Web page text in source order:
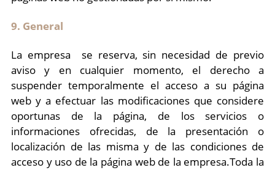
9. General
La empresa se reserva, sin necesidad de previo
aviso y en cualquier momento, el derecho a
suspender temporalmente el acceso a su página
web y a efectuar las modificaciones que considere
oportunas de la página, de los servicios o
informaciones ofrecidas, de la presentación o
localización de las misma y de las condiciones de
acceso y uso de la página web de la empresa.Toda la